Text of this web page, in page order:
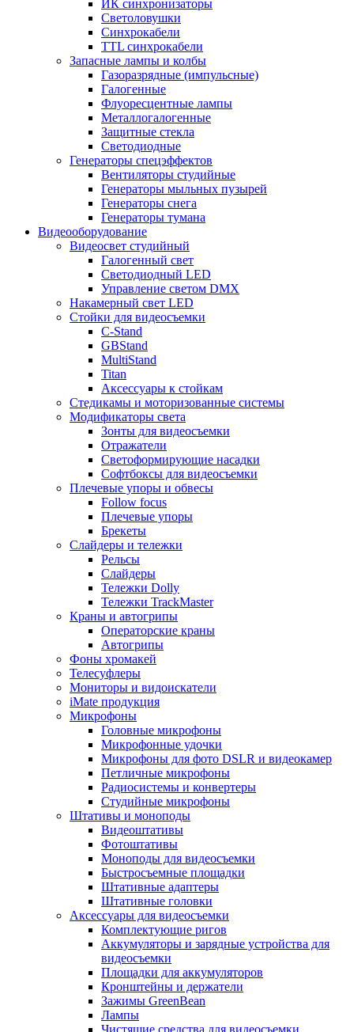
ИК синхронизаторы
Светоловушки
Синхрокабели
TTL синхрокабели
Запасные лампы и колбы
Газоразрядные (импульсные)
Галогенные
Флуоресцентные лампы
Металлогалогенные
Защитные стекла
Светодиодные
Генераторы спецэффектов
Вентиляторы студийные
Генераторы мыльных пузырей
Генераторы снега
Генераторы тумана
Видеооборудование
Видеосвет студийный
Галогенный свет
Светодиодный LED
Управление светом DMX
Накамерный свет LED
Стойки для видеосъемки
C-Stand
GBStand
MultiStand
Titan
Аксессуары к стойкам
Стедикамы и моторизованные системы
Модификаторы света
Зонты для видеосъемки
Отражатели
Светоформирующие насадки
Софтбоксы для видеосъемки
Плечевые упоры и обвесы
Follow focus
Плечевые упоры
Брекеты
Слайдеры и тележки
Рельсы
Слайдеры
Тележки Dolly
Тележки TrackMaster
Краны и автогрипы
Операторские краны
Автогрипы
Фоны хромакей
Телесуфлеры
Мониторы и видоискатели
iMate продукция
Микрофоны
Головные микрофоны
Микрофонные удочки
Микрофоны для фото DSLR и видеокамер
Петличные микрофоны
Радиосистемы и конвертеры
Студийные микрофоны
Штативы и моноподы
Видеоштативы
Фотоштативы
Моноподы для видеосъемки
Быстросъемные площадки
Штативные адаптеры
Штативные головки
Аксессуары для видеосъемки
Комплектующие ригов
Аккумуляторы и зарядные устройства для
видеосъемки
Площадки для аккумуляторов
Кронштейны и держатели
Зажимы GreenBean
Лампы
Чистящие средства для видеосъемки